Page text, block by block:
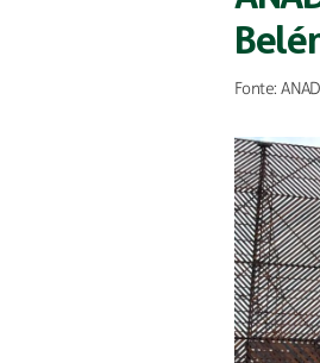
Fonte: